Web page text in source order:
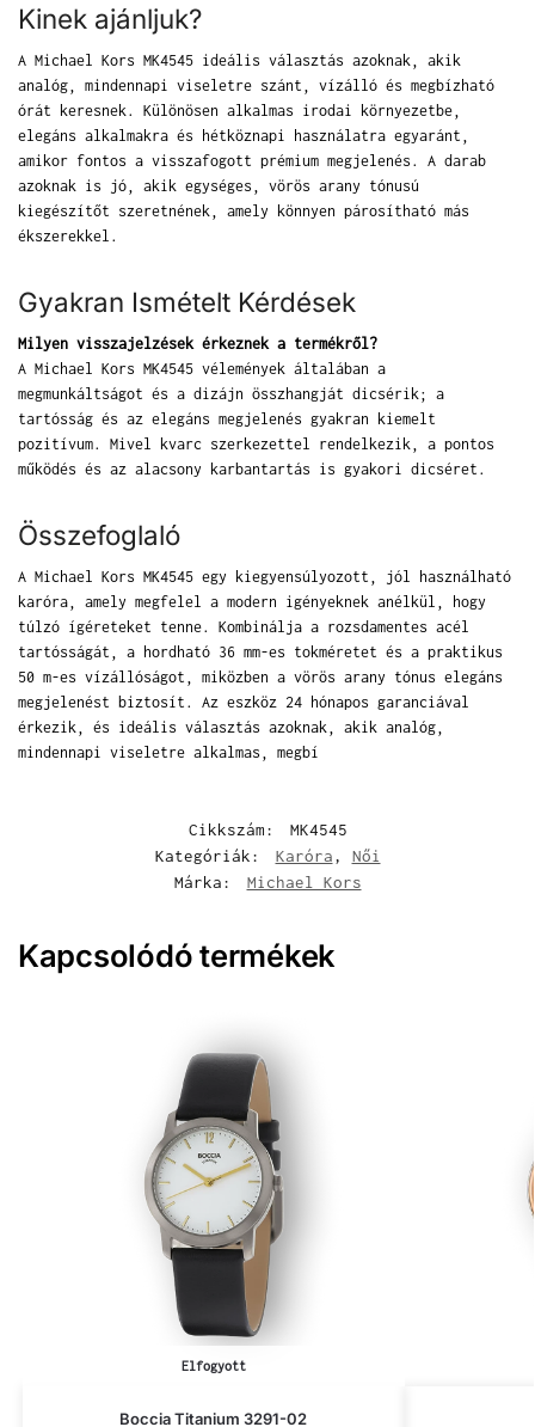
Kinek ajánljuk?
A Michael Kors MK4545 ideális választás azoknak, akik
analóg, mindennapi viseletre szánt, vízálló és megbízható
órát keresnek. Különösen alkalmas irodai környezetbe,
elegáns alkalmakra és hétköznapi használatra egyaránt,
amikor fontos a visszafogott prémium megjelenés. A darab
azoknak is jó, akik egységes, vörös arany tónusú
kiegészítőt szeretnének, amely könnyen párosítható más
ékszerekkel.
Gyakran Ismételt Kérdések
Milyen visszajelzések érkeznek a termékről?
A Michael Kors MK4545 vélemények általában a
megmunkáltságot és a dizájn összhangját dicsérik; a
tartósság és az elegáns megjelenés gyakran kiemelt
pozitívum. Mivel kvarc szerkezettel rendelkezik, a pontos
működés és az alacsony karbantartás is gyakori dicséret.
Összefoglaló
A Michael Kors MK4545 egy kiegyensúlyozott, jól használható
karóra, amely megfelel a modern igényeknek anélkül, hogy
túlzó ígéreteket tenne. Kombinálja a rozsdamentes acél
tartósságát, a hordható 36 mm-es tokméretet és a praktikus
50 m-es vízállóságot, miközben a vörös arany tónus elegáns
megjelenést biztosít. Az eszköz 24 hónapos garanciával
érkezik, és ideális választás azoknak, akik analóg,
mindennapi viseletre alkalmas, megbí
Cikkszám:
MK4545
Kategóriák:
Karóra, Női
Márka:
Michael Kors
Kapcsolódó termékek
Elfogyott
Boccia Titanium 3291-02